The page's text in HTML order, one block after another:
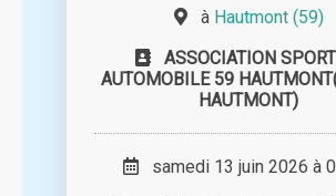
à Hautmont (59)
ASSOCIATION
AUTOMOBILE 59
HAUTMONT)
samedi 13 juin 2026 à